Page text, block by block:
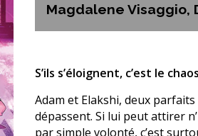
Magdalene Visaggio,
S’ils s’éloignent, c’est le
Adam et Elakshi, deux
dépassent. Si lui peut attirer
par simple volonté, c’est